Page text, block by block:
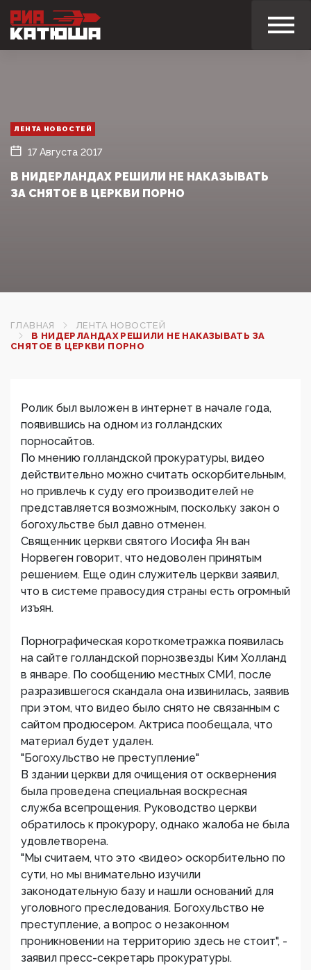
ЛЕНТА НОВОСТЕЙ
17 Августа 2017
В НИДЕРЛАНДАХ РЕШИЛИ НЕ НАКАЗЫВАТЬ
ЗА СНЯТОЕ В ЦЕРКВИ ПОРНО
ГЛАВНАЯ
ЛЕНТА НОВОСТЕЙ
В НИДЕРЛАНДАХ РЕШИЛИ НЕ НАКАЗЫВАТЬ ЗА
СНЯТОЕ В ЦЕРКВИ ПОРНО
Ролик был выложен в интернет в начале года,
появившись на одном из голландских
порносайтов.
По мнению голландской прокуратуры, видео
действительно можно считать оскорбительным,
но привлечь к суду его производителей не
представляется возможным, поскольку закон о
богохульстве был давно отменен.
Священник церкви святого Иосифа Ян ван
Норвеген говорит, что недоволен принятым
решением. Еще один служитель церкви заявил,
что в системе правосудия страны есть огромный
изъян.
Порнографическая короткометражка появилась
на сайте голландской порнозвезды Ким Холланд
в январе. По сообщению местных СМИ, после
разразившегося скандала она извинилась, заявив
при этом, что видео было снято не связанным с
сайтом продюсером. Актриса пообещала, что
материал будет удален.
"Богохульство не преступление"
В здании церкви для очищения от осквернения
была проведена специальная воскресная
служба всепрощения. Руководство церкви
обратилось к прокурору, однако жалоба не была
удовлетворена.
"Мы считаем, что это <видео> оскорбительно по
сути, но мы внимательно изучили
законодательную базу и нашли оснований для
уголовного преследования. Богохульство не
преступление, а вопрос о незаконном
проникновении на территорию здесь не стоит", -
заявил пресс-секретарь прокуратуры.